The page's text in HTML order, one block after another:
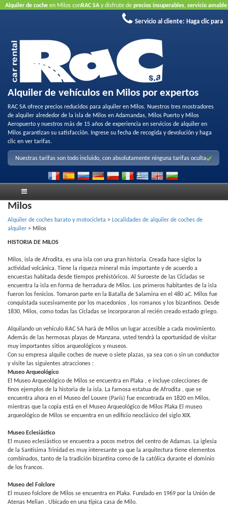
Alquiler de coche en Milos conRAC SA y disfrute de precios insuperables, servicio amable
para aprovechar nuestras ofertas de
Servicio al cliente: Haga clic para
Alquiler de vehículos en Milos por expertos
RAC SA ofrece precios reducidos para alquiler en Milos. Nuestros tres mostradores
de alquiler alrededor de la isla de Milos en Adamandas, Milos Puerto y Milos
Aeropuerto y nuestros más de 15 años de experiencia en servicios de alquiler en
Milos garantizan su satisfacción. Ingrese su fecha de recogida y devolución y haga
clic en ver tarifas.
Nuestras tarifas son todo incluido, con absolutamente ninguna tarifas oculta
Milos
Alquiler de coches barato y motocicleta > Localidades de alquiler de coches de
alquiler > Milos
HISTORIA DE MILOS
Milos, isla de Afrodita, es una isla con una gran historia. Creada hace siglos la
actividad volcánica. Tiene la riqueza mineral más importante y de acuerdo a
encuestas habitada desde tiempos prehistóricos. Al Suroeste de las Cícladas se
encuentra la isla en forma de herradura de Milos. Los primeros habitantes de la isla
fueron los fenicios. Tomaron parte en la Batalla de Salamina en el 480 aC. Milos fue
conquistada sucesivamente por los macedonios , los romanos y los bizantinos. Desde
1830, Milos, como todas las Cícladas se incorporaron al recién creado estado griego.
Alquilando un vehículo RAC SA hará de Milos un lugar accesible a cada movimiento.
Además de las hermosas playas de Manzana, usted tendrá la oportunidad de visitar
muy importantes sitios arqueológicos y museos.
Con su empresa alquile coches de nueve o siete plazas, ya sea con o sin un conductor
y visite las siguientes atracciones :
Museo Arqueológico
El Museo Arqueológico de Milos se encuentra en Plaka , e incluye colecciones de
finos ejemplos de la historia de la isla. La famosa estatua de Afrodita , que se
encuentra ahora en el Museo del Louvre (París) fue encontrada en 1820 en Milos,
mientras que la copia está en el Museo Arqueológico de Milos Plaka El museo
arqueológico de Milos se encuentra en un edificio neoclásico del siglo XIX.
Museo Eclesiástico
El museo eclesiástico se encuentra a pocos metros del centro de Adamas. La iglesia
de la Santísima Trinidad es muy interesante ya que la arquitectura tiene elementos
combinados, tanto de la tradición bizantina como de la católica durante el dominio
de los francos.
Museo del Folclore
El museo folclore de Milos se encuentra en Plaka. Fundado en 1969 por la Unión de
Atenas Melian . Ubicado en una típica casa de Milo.